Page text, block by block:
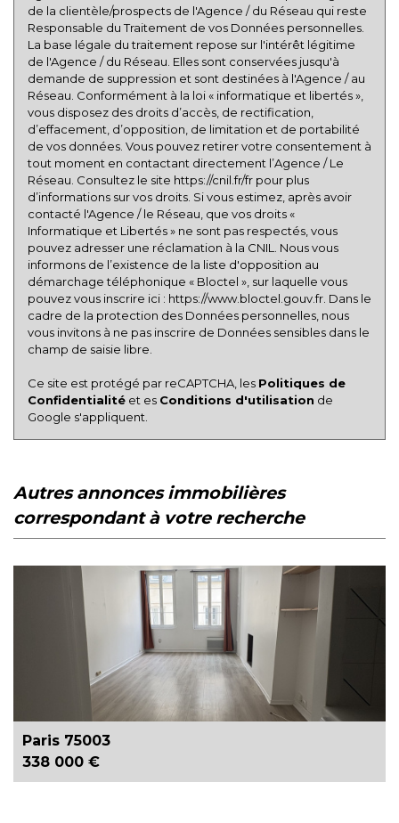
Habitants de 25 à 55 ans
43,63 %
Habitants de plus de 55 ans
27,84 %
Nombre d'enfants par famille
Familles sans enfant
49,49 %
Familles avec 1 ou 2 enfants
Maisons
1,33 %
Appartements
Familles avec 3 enfants
5,36 %
de la clientèle/prospects de l'Agence / du Réseau qui reste
Responsable du Traitement de vos Données personnelles.
La base légale du traitement repose sur l'intérêt légitime
de l'Agence / du Réseau. Elles sont conservées jusqu'à
demande de suppression et sont destinées à l'Agence / au
Réseau. Conformément à la loi « informatique et libertés »,
vous disposez des droits d’accès, de rectification,
d’effacement, d’opposition, de limitation et de portabilité
de vos données. Vous pouvez retirer votre consentement à
tout moment en contactant directement l’Agence / Le
Réseau. Consultez le site https://cnil.fr/fr pour plus
d’informations sur vos droits. Si vous estimez, après avoir
contacté l'Agence / le Réseau, que vos droits «
Informatique et Libertés » ne sont pas respectés, vous
pouvez adresser une réclamation à la CNIL. Nous vous
informons de l’existence de la liste d'opposition au
démarchage téléphonique « Bloctel », sur laquelle vous
pouvez vous inscrire ici : https://www.bloctel.gouv.fr . Dans le
cadre de la protection des Données personnelles, nous
vous invitons à ne pas inscrire de Données sensibles dans le
champ de saisie libre.
Ce site est protégé par reCAPTCHA, les Politiques de
Confidentialité et es Conditions d'utilisation de
Google s'appliquent.
autres annonces immobilières
correspondant à votre recherche
Paris 75003
338 000 €